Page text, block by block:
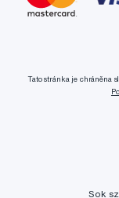
Tato stránka je chráněna
Sok